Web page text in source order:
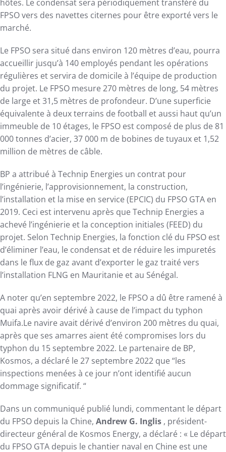
hôtes. Le condensat sera périodiquement transféré du
FPSO vers des navettes citernes pour être exporté vers le
marché.
Le FPSO sera situé dans environ 120 mètres d’eau, pourra
accueillir jusqu’à 140 employés pendant les opérations
régulières et servira de domicile à l’équipe de production
du projet. Le FPSO mesure 270 mètres de long, 54 mètres
de large et 31,5 mètres de profondeur. D’une superficie
équivalente à deux terrains de football et aussi haut qu’un
immeuble de 10 étages, le FPSO est composé de plus de 81
000 tonnes d’acier, 37 000 m de bobines de tuyaux et 1,52
million de mètres de câble.
BP a attribué à Technip Energies un contrat pour
l’ingénierie, l’approvisionnement, la construction,
l’installation et la mise en service (EPCIC) du FPSO GTA en
2019. Ceci est intervenu après que Technip Energies a
achevé l’ingénierie et la conception initiales (FEED) du
projet. Selon Technip Energies, la fonction clé du FPSO est
d’éliminer l’eau, le condensat et de réduire les impuretés
dans le flux de gaz avant d’exporter le gaz traité vers
l’installation FLNG en Mauritanie et au Sénégal.
A noter qu’en septembre 2022, le FPSO a dû être ramené à
quai après avoir dérivé à cause de l’impact du typhon
Muifa.Le navire avait dérivé d’environ 200 mètres du quai,
après que ses amarres aient été compromises lors du
typhon du 15 septembre 2022. Le partenaire de BP,
Kosmos, a déclaré le 27 septembre 2022 que “les
inspections menées à ce jour n’ont identifié aucun
dommage significatif. “
Dans un communiqué publié lundi, commentant le départ
du FPSO depuis la Chine, Andrew G. Inglis , président-
directeur général de Kosmos Energy, a déclaré : « Le départ
du FPSO GTA depuis le chantier naval en Chine est une